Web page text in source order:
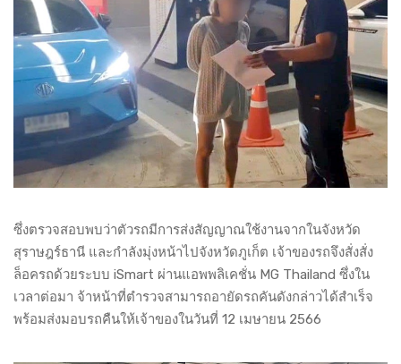
ซึ่งตรวจสอบพบว่าตัวรถมีการส่งสัญญาณใช้งานจากในจังหวัด
สุราษฎร์ธานี และกำลังมุ่งหน้าไปจังหวัดภูเก็ต เจ้าของรถจึงสั่งสั่ง
ล็อครถด้วยระบบ iSmart ผ่านแอพพลิเคชั่น MG Thailand ซึ่งใน
เวลาต่อมา จ้าหน้าที่ตำรวจสามารถอายัดรถคันดังกล่าวได้สำเร็จ
พร้อมส่งมอบรถคืนให้เจ้าของในวันที่ 12 เมษายน 2566